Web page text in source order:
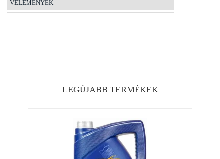
VÉLEMÉNYEK
LEGÚJABB TERMÉKEK